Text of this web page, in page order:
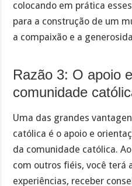
colocando em prática
para a construção de um
a compaixão e a
Razão 3: O apoio
comunidade
Uma das grandes
católica é o apoio e
da comunidade católica.
com outros fiéis, você terá
experiências, receber